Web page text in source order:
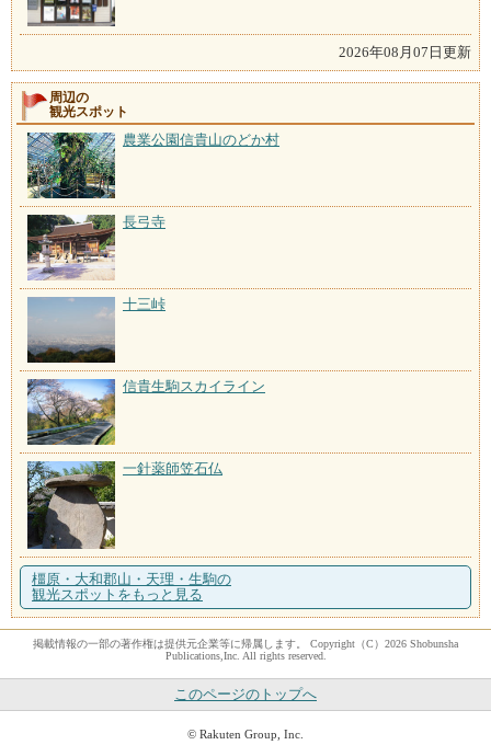
2026年08月07日更新
周辺の
観光スポット
農業公園信貴山のどか村
長弓寺
十三峠
信貴生駒スカイライン
一針薬師笠石仏
橿原・大和郡山・天理・生駒の
観光スポットをもっと見る
掲載情報の一部の著作権は提供元企業等に帰属します。 Copyright（C）2026 Shobunsha
Publications,Inc. All rights reserved.
このページのトップへ
© Rakuten Group, Inc.